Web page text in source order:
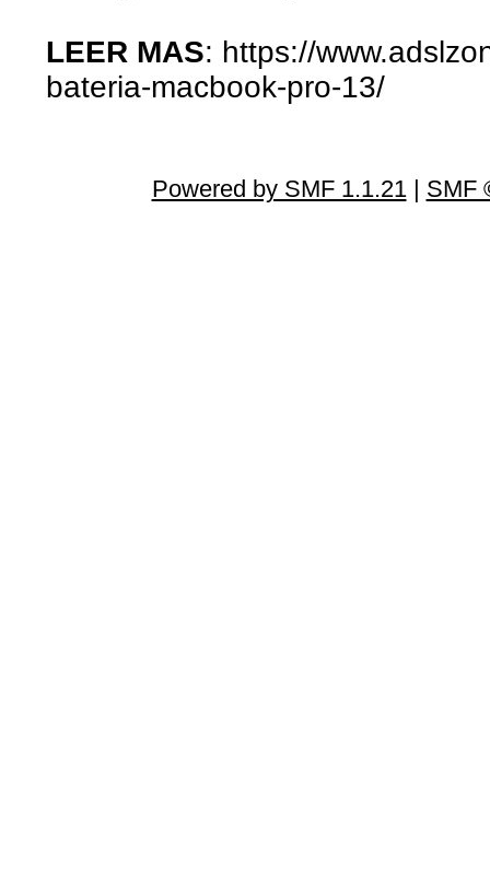
LEER MAS: https://
bateria-macbook-pro-13/
Powered by SMF 1.1.21| SMF